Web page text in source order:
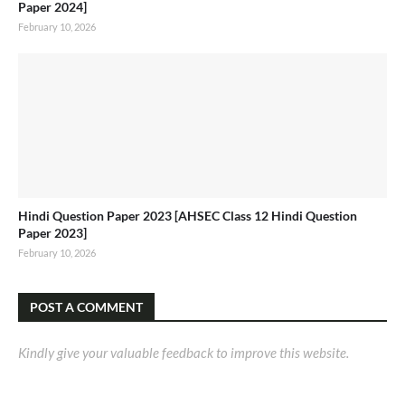
Paper 2024]
February 10, 2026
Hindi Question Paper 2023 [AHSEC Class 12 Hindi Question
Paper 2023]
February 10, 2026
POST A COMMENT
Kindly give your valuable feedback to improve this website.